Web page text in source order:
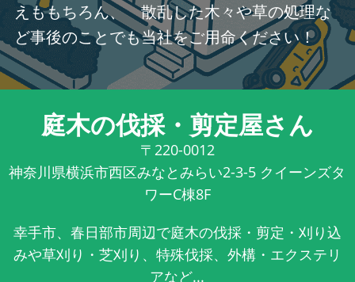
えももちろん、 散乱した木々や草の処理な
ど事後のことでも当社をご用命ください！
庭木の伐採・剪定屋さん
〒220-0012
神奈川県横浜市西区みなとみらい2-3-5 クイーンズタ
ワーC棟8F
幸手市、春日部市周辺で庭木の伐採・剪定・刈り込
みや草刈り・芝刈り、特殊伐採、外構・エクステリ
アなど...